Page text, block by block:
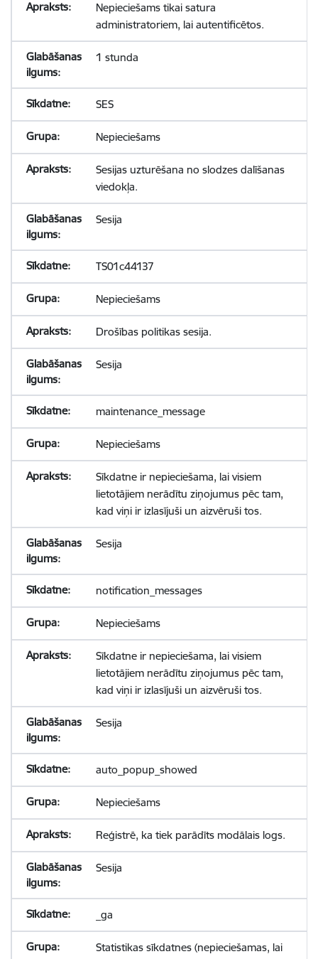
Nepieciešams tikai satura
administratoriem, lai autentificētos.
1 stunda
SES
Nepieciešams
Sesijas uzturēšana no slodzes dalīšanas
viedokļa.
Sesija
TS01c44137
Nepieciešams
Drošības politikas sesija.
Sesija
maintenance_message
Nepieciešams
Sīkdatne ir nepieciešama, lai visiem
lietotājiem nerādītu ziņojumus pēc tam,
kad viņi ir izlasījuši un aizvēruši tos.
Sesija
notification_messages
Nepieciešams
Sīkdatne ir nepieciešama, lai visiem
lietotājiem nerādītu ziņojumus pēc tam,
kad viņi ir izlasījuši un aizvēruši tos.
Sesija
auto_popup_showed
Nepieciešams
Reģistrē, ka tiek parādīts modālais logs.
Sesija
_ga
Statistikas sīkdatnes (nepieciešamas, lai